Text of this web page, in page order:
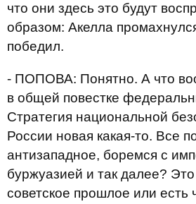
что они здесь это будут
образом: Акелла
победил.
- ПОПОВА: Понятно. А что
в общей повестке
Стратегия национальной
России новая какая-то. Все
антизападное, боремся с
буржуазией и так далее?
советское прошлое или есть